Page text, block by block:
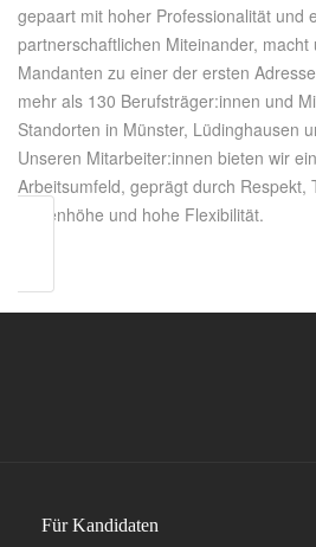
gepaart mit hoher Professionalität und
partnerschaftlichen Miteinander,
Mandanten zu einer der ersten
mehr als 130 Berufsträger:innen und
Standorten in Münster, Lüdinghausen
Unseren Mitarbeiter:innen bieten wir
Arbeitsumfeld, geprägt durch Respekt,
Augenhöhe und hohe Flexibilität.
Für Kandidaten